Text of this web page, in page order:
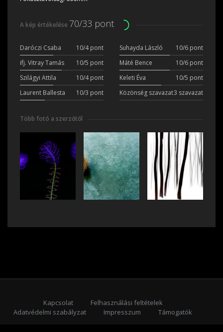
A kép értékelése 70/33 pont
Daróczi Csaba 10/4 pont Suhayda László
10/6 pont
ifj. Vitray Tamás
10/5 pont Máté Bence
10/6 pont
Szilágyi Attila
10/4 pont Keleti Éva
10/5 pont
Laurent Ballesta
10/3 pont Közönség szavazat3 szavazat
Több fotó a szerzőtől
Kapcsolat
Felhasználási feltételek
Adatvédelmi szabályzat
Impresszum
Támogatók